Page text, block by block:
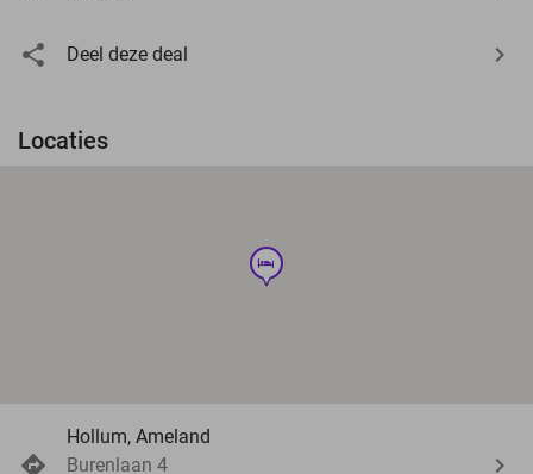
Deel deze deal
Locaties
hotel
Hollum, Ameland
Burenlaan 4